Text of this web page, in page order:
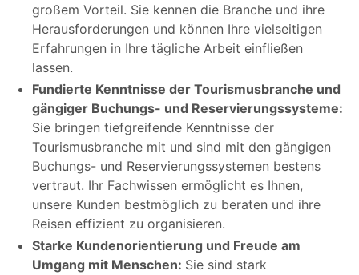
großem Vorteil. Sie kennen die Branche und ihre
Herausforderungen und können Ihre vielseitigen
Erfahrungen in Ihre tägliche Arbeit einfließen
lassen.
Fundierte Kenntnisse der Tourismusbranche und
gängiger Buchungs- und Reservierungssysteme:
Sie bringen tiefgreifende Kenntnisse der
Tourismusbranche mit und sind mit den gängigen
Buchungs- und Reservierungssystemen bestens
vertraut. Ihr Fachwissen ermöglicht es Ihnen,
unsere Kunden bestmöglich zu beraten und ihre
Reisen effizient zu organisieren.
Starke Kundenorientierung und Freude am
Umgang mit Menschen: Sie sind stark